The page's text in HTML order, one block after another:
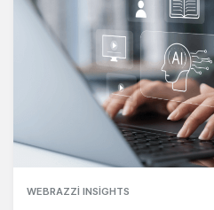
WEBRAZZI INSIGHTS